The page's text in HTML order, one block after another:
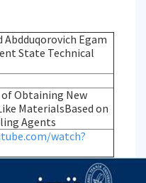
Abdduqorovich Egam
State Technical
Obtaining New
MaterialsBased on
Agents
watch?